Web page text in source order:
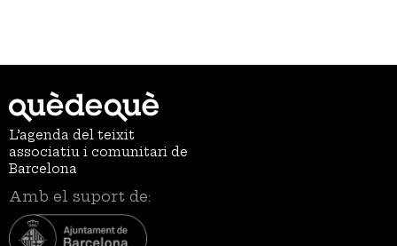
L’agenda del teixit
associatiu i comunitari de
Barcelona
Amb el suport de: